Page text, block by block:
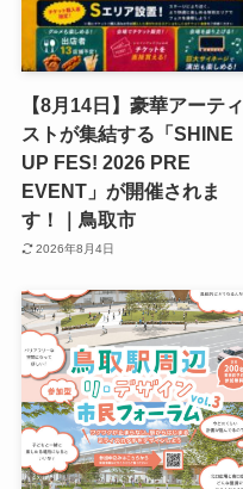
【8月14日】豪華アーティ
ストが集結する「SHINE
UP FES! 2026 PRE
EVENT」が開催されま
す！｜鳥取市
2026年8月4日